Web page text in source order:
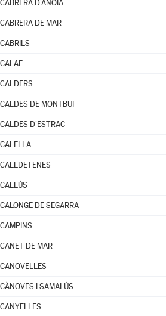
CABRERA D'ANOIA
CABRERA DE MAR
CABRILS
CALAF
CALDERS
CALDES DE MONTBUI
CALDES D'ESTRAC
CALELLA
CALLDETENES
CALLÚS
CALONGE DE SEGARRA
CAMPINS
CANET DE MAR
CANOVELLES
CÀNOVES I SAMALÚS
CANYELLES